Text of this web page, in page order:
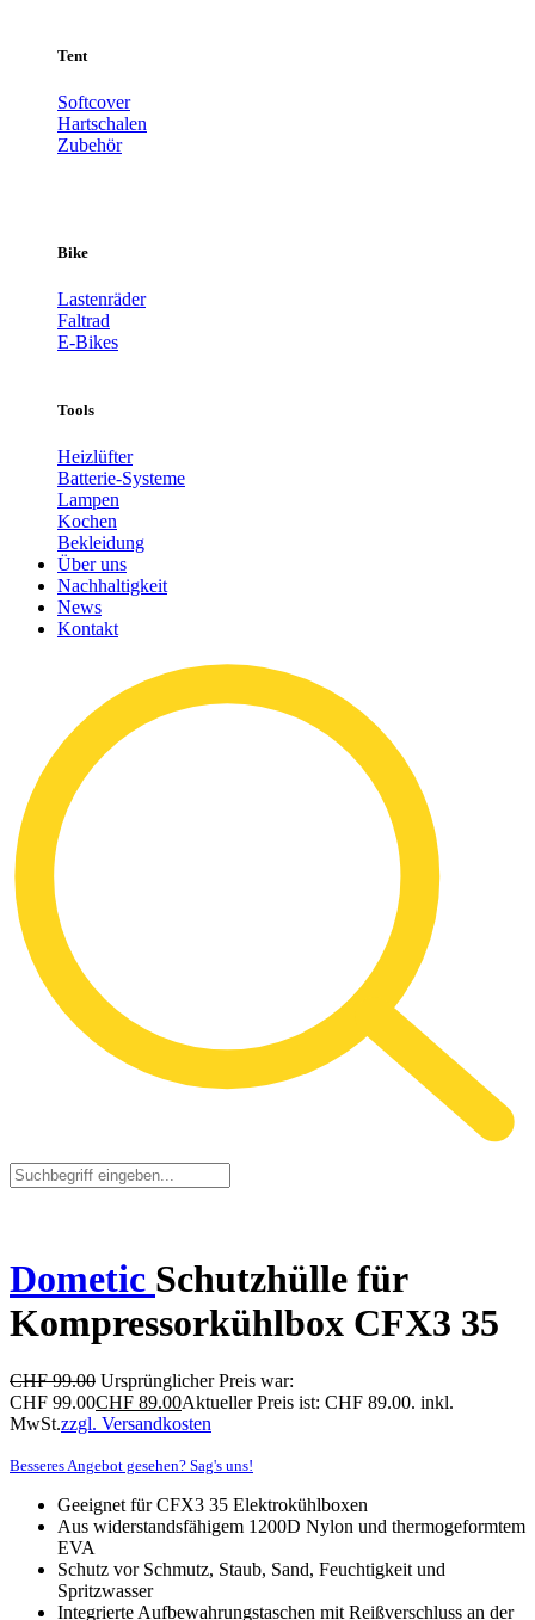
Tent
Softcover
Hartschalen
Zubehör
Bike
Lastenräder
Faltrad
E-Bikes
Tools
Heizlüfter
Batterie-Systeme
Lampen
Kochen
Bekleidung
Über uns
Nachhaltigkeit
News
Kontakt
Dometic Schutzhülle für
Kompressorkühlbox CFX3 35
CHF99.00 Ursprünglicher Preis war:
CHF 99.00CHF 89.00Aktueller Preis ist: CHF 89.00. inkl.
MwSt.zzgl. Versandkosten
Besseres Angebot gesehen? Sag's uns!
Geeignet für CFX3 35 Elektrokühlboxen
Aus widerstandsfähigem 1200D Nylon und thermogeformtem
EVA
Schutz vor Schmutz, Staub, Sand, Feuchtigkeit und
Spritzwasser
Integrierte Aufbewahrungstaschen mit Reißverschluss an der